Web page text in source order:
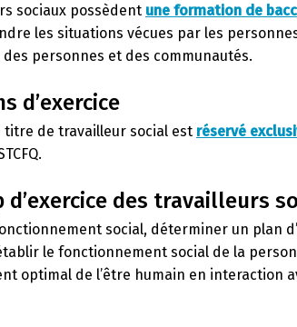
sociaux possèdent une formation de
les situations vécues par les
personnes et des communautés.
d’exercice
titre de travailleur social est réservé
d’exercice des travailleurs
social, déterminer un plan
le fonctionnement social de la
optimal de l’être humain en interaction